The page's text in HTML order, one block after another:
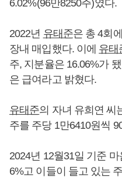
6.02%(96만8250주)였다.
2022년 유태준은 총 4회
장내 매입했다. 이에 유태
주, 지분율은 16.06%가
은 급여라고 밝혔다.
유태준의 자녀 유희연 씨
주를 주당 1만6410원씩
2024년 12월31일 기준
6%고 이들이 들고 있는